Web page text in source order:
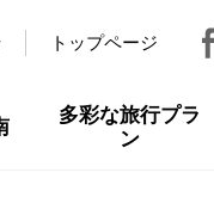
トップページ
多彩な旅行プラ
ン